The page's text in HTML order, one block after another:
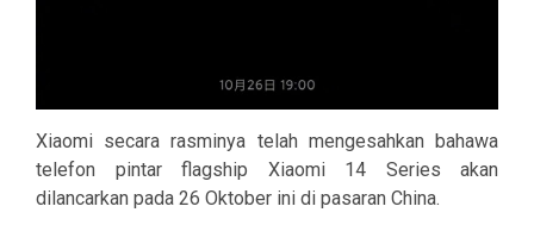
Xiaomi secara rasminya telah mengesahkan bahawa
telefon pintar flagship Xiaomi 14 Series akan
dilancarkan pada 26 Oktober ini di pasaran China.